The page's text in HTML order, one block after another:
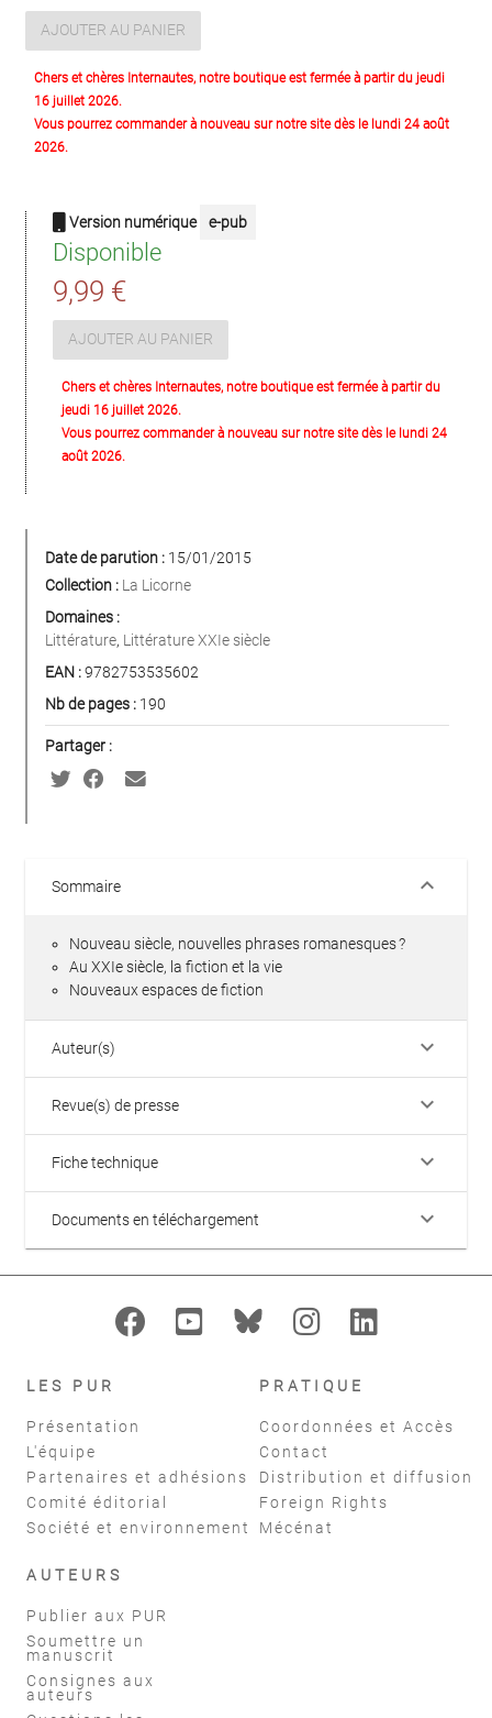
AJOUTER AU PANIER
Chers et chères Internautes, notre boutique est fermée à partir du jeudi
16 juillet 2026.
Vous pourrez commander à nouveau sur notre site dès le lundi 24 août
2026.
Version numérique e-pub
Disponible
9,99 €
AJOUTER AU PANIER
Chers et chères Internautes, notre boutique est fermée à partir du
jeudi 16 juillet 2026.
Vous pourrez commander à nouveau sur notre site dès le lundi 24
août 2026.
Date de parution : 15/01/2015
Collection : La Licorne
Domaines :
Littérature, Littérature XXIe siècle
EAN :9782753535602
Nb de pages : 190
Partager :
Sommaire keyboard_arrow_down
Nouveau siècle, nouvelles phrases romanesques ?
Au XXIe siècle, la fiction et la vie
Nouveaux espaces de fiction
Auteur(s) keyboard_arrow_down
Revue(s) de presse keyboard_arrow_down
Fiche technique keyboard_arrow_down
Documents en téléchargement keyboard_arrow_down
LES PUR
Présentation
L'équipe
Partenaires et adhésions
Comité éditorial
Société et environnement
PRATIQUE
Coordonnées et Accès
Contact
Distribution et diffusion
Foreign Rights
Mécénat
AUTEURS
Publier aux PUR
Soumettre un
manuscrit
Consignes aux
auteurs